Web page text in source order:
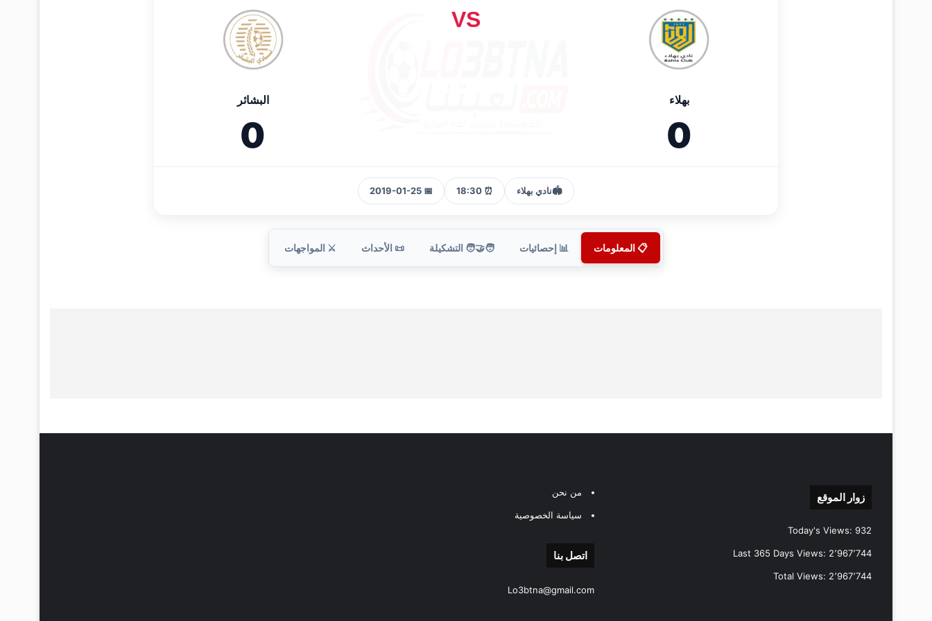
بهلاء
0
VS
البشائر
0
🏟️نادي بهلاء ⏰ 18:30
📅 2019-01-25
📋 المعلومات 📊 إحصائيات 🧑‍🤝‍🧑 التشكيلة 📜 الأحداث ⚔️ المواجهات
زوار الموقع
Today's Views: 932
Last 365 Days Views: 2٬967٬744
Total Views: 2٬967٬744
من نحن
سياسة الخصوصية
اتصل بنا
Lo3btna@gmail.com